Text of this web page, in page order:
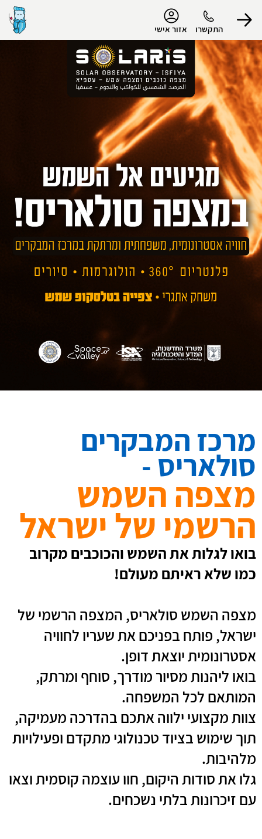
התקשרו אזור אישי
הפרופיל שלי
התנתק
מרכז המבקרים
סולאריס -
מצפה השמש
הרשמי של ישראל
בואו לגלות את השמש והכוכבים מקרוב
כמו שלא ראיתם מעולם!
מצפה השמש סולאריס, המצפה הרשמי של
ישראל, פותח בפניכם את שעריו לחוויה
אסטרונומית יוצאת דופן.
בואו ליהנות מסיור מודרך, סוחף ומרתק,
המותאם לכל המשפחה.
צוות מקצועי ילווה אתכם בהדרכה מעמיקה,
תוך שימוש בציוד טכנולוגי מתקדם ופעילויות
מלהיבות.
גלו את סודות היקום, חוו עוצמה קוסמית וצאו
עם זיכרונות בלתי נשכחים.